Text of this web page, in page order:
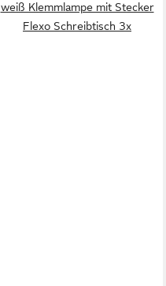
weiß Klemmlampe mit Stecker
Flexo Schreibtisch 3x